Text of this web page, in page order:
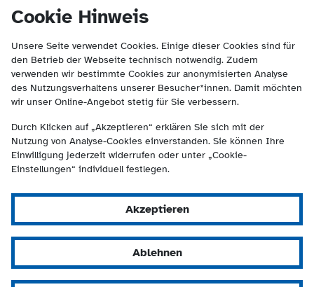
Cookie Hinweis
Unsere Seite verwendet Cookies. Einige dieser Cookies sind für
den Betrieb der Webseite technisch notwendig. Zudem
verwenden wir bestimmte Cookies zur anonymisierten Analyse
des Nutzungsverhaltens unserer Besucher*innen. Damit möchten
wir unser Online-Angebot stetig für Sie verbessern.
Durch Klicken auf „Akzeptieren“ erklären Sie sich mit der
Nutzung von Analyse-Cookies einverstanden. Sie können Ihre
Einwilligung jederzeit widerrufen oder unter „Cookie-
Einstellungen“ individuell festlegen.
Akzeptieren
Ablehnen
springen
(Kontakt und Suche) springen.